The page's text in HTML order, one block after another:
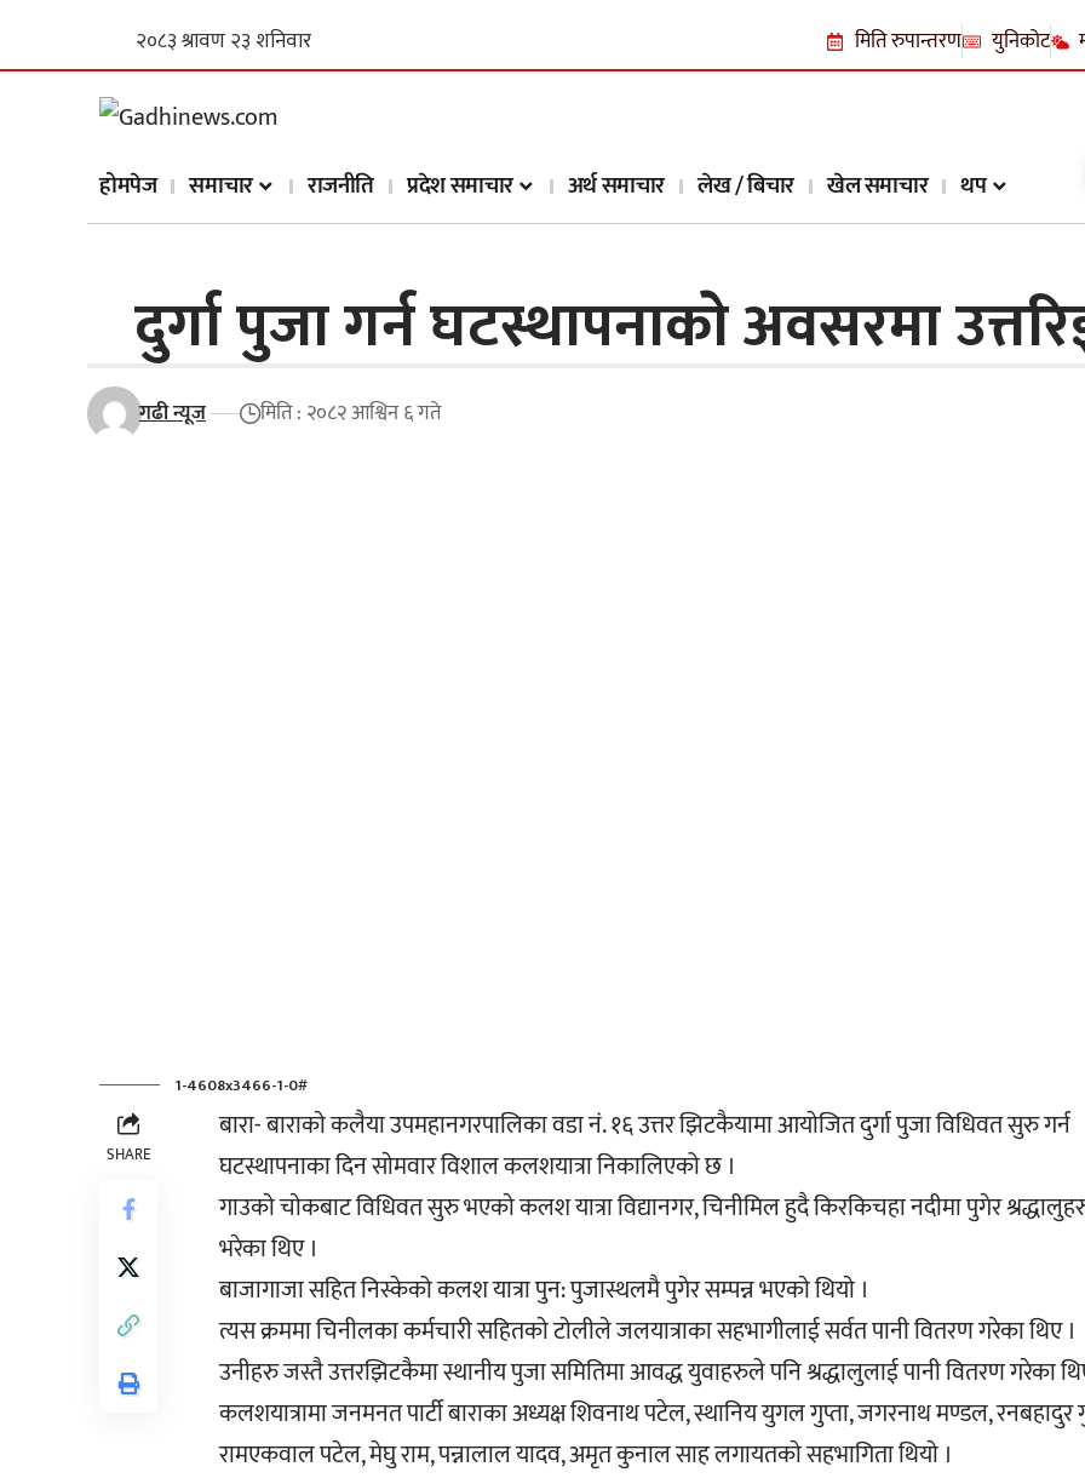
मिति रुपान्तरण युनिकोट
होमपेज समाचार राजनीति प्रदेश समाचार अर्थ समाचार लेख / बिचार खेल समाचार थप
दुर्गा पुजा गर्न घटस्थापनाकाे अवसरमा
गढी न्यूज मिति : २०८२ आश्विन ६ गते
1-4608x3466-1-0#
SHARE
बारा- बाराकाे कलैया उपमहानगरपालिका वडा नं. १६ उत्तर झिटकैयामा आयाेजित दुर्गा पुजा विधिवत सुरु गर्न
घटस्थापनाका दिन साेमवार विशाल कलशयात्रा निकालिएको छ ।
गाउकाे चाेकबाट विधिवत सुरु भएकाे कलश यात्रा विद्यानगर, चिनीमिल हुदै किरकिचहा नदीमा पुगेर
भरेका थिए ।
बाजागाजा सहित निस्केको कलश यात्रा पुन: पुजास्थलमै पुगेर सम्पन्न भएकाे थियाे ।
त्यस क्रममा चिनीलका कर्मचारी सहितकाे टाेलीले जलयात्राका सहभागीलाई सर्वत पानी वितरण गरेका थिए ।
उनीहरु जस्तै उत्तरझिटकैमा स्थानीय पुजा समितिमा आवद्ध युवाहरुले पनि श्रद्धालुलाई पानी वितरण गरेका
कलशयात्रामा जनमनत पार्टी बाराका अध्यक्ष शिवनाथ पटेल, स्थानिय युगल गुप्ता, जगरनाथ मण्डल, रनबहादुर
रामएकवाल पटेल, मेघु राम, पन्नालाल यादव, अमृत कुनाल साह लगायतकाे सहभागिता थियाे ।